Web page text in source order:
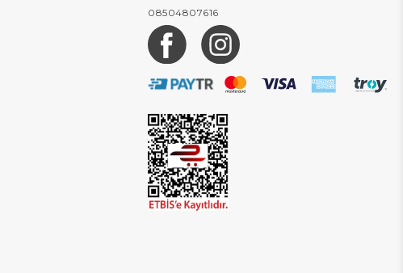
08504807616